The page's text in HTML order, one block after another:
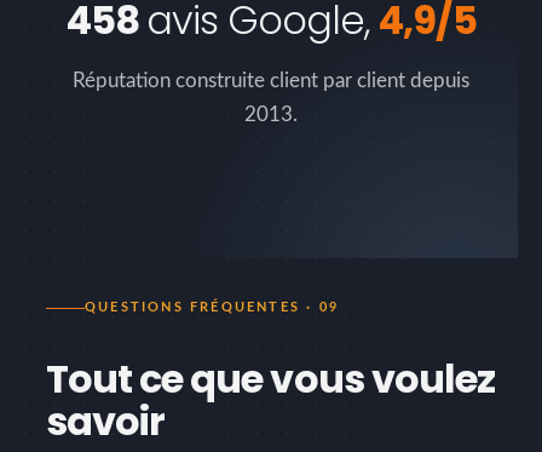
458avis Google,4,9/5
Réputation construite client par client depuis
2013.
QUESTIONS FRÉQUENTES · 09
Tout ce que vous voulez
savoir